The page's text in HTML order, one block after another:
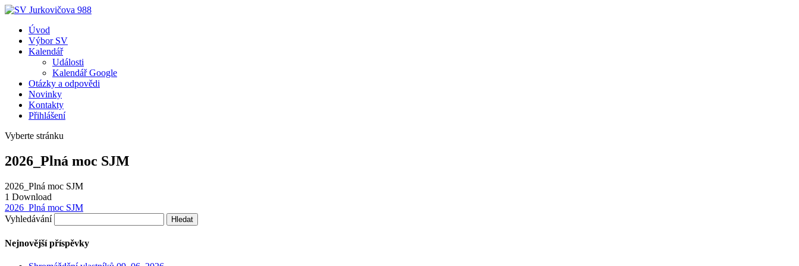
Úvod
Výbor SV
Kalendář
Události
Kalendář Google
Otázky a odpovědi
Novinky
Kontakty
Přihlášení
Vyberte stránku
2026_Plná moc SJM
2026_Plná moc SJM
1 Download
2026_Plná moc SJM
Vyhledávání
Nejnovější příspěvky